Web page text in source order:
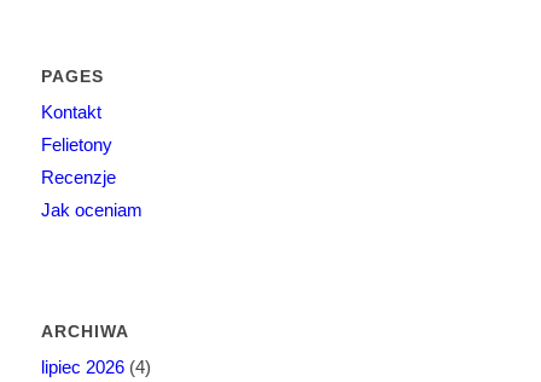
PAGES
Kontakt
Felietony
Recenzje
Jak oceniam
ARCHIWA
lipiec 2026(4)